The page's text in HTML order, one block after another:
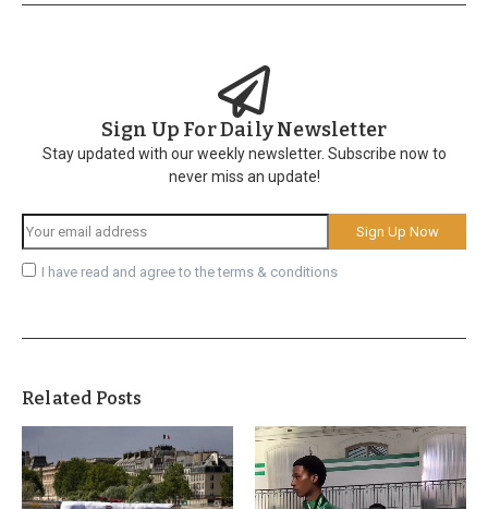
Sign Up For Daily Newsletter
Stay updated with our weekly newsletter. Subscribe now to
never miss an update!
I have read and agree to the terms & conditions
Related Posts